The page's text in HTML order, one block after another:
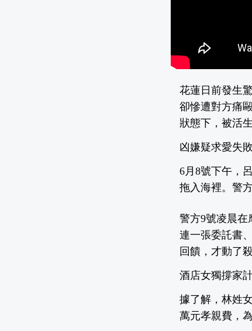
花蓮日前發生
卻慘遭對方痛
狀態下，被活
凶嫌疑求愛失
6月8號下午，
拖入海裡。警
警方9號凌晨在
連一張委託書
回饋，才動了殺
酒店女獨撐家
據了解，林姓
萬元孝親費，